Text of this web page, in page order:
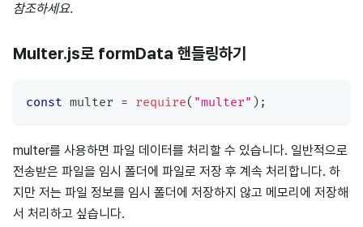
참조하세요.
Multer.js로 formData 핸들링하기
const multer = require( "multer" ) ;
multer를 사용하면 파일 데이터를 처리할 수 있습니다. 일반적으로
전송받은 파일을 임시 폴더에 파일로 저장 후 계속 처리합니다. 하
지만 저는 파일 정보를 임시 폴더에 저장하지 않고 메모리에 저장해
서 처리하고 싶습니다.